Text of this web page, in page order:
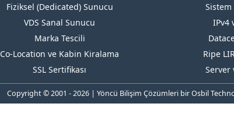
Fiziksel (Dedicated) Sunucu
VDS Sanal Sunucu
Marka Tescili
Co-Location ve Kabin Kiralama
SSL Sertifikası
Sistem
IPv4
Ripe
Server
Copyright © 2001 - 2026 | Yöncü Bilişim Çözümleri bir Osbil